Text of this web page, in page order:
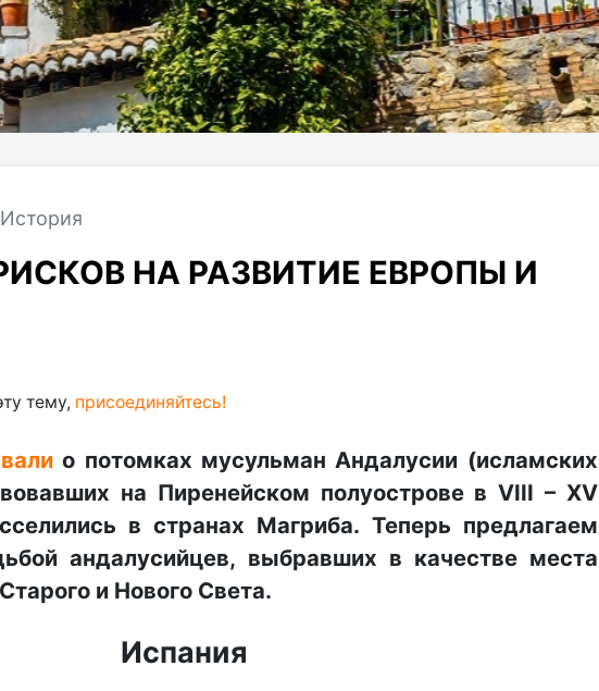
История
НА РАЗВИТИЕ ЕВРОПЫ И
тему, присоединяйтесь!
о потомках мусульман Андалусии (исламских
на Пиренейском полуострове в VIII – XV
в странах Магриба. Теперь предлагаем
андалусийцев, выбравших в качестве места
и Нового Света.
Испания